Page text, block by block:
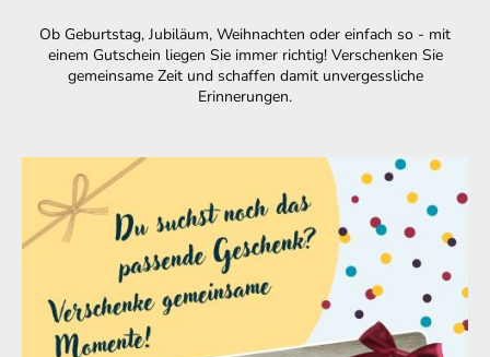
Ob Geburtstag, Jubiläum, Weihnachten oder einfach so - mit
einem Gutschein liegen Sie immer richtig! Verschenken Sie
gemeinsame Zeit und schaffen damit unvergessliche
Erinnerungen.